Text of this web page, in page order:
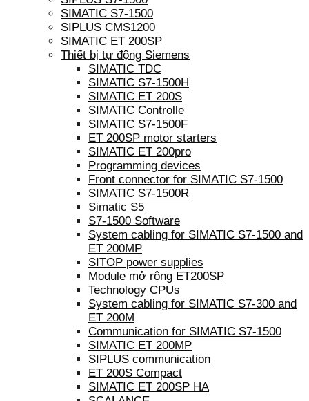
SIMATIC S7-1500
SIPLUS CMS1200
SIMATIC ET 200SP
Thiết bị tự động Siemens
SIMATIC TDC
SIMATIC S7-1500H
SIMATIC ET 200S
SIMATIC Controlle
SIMATIC S7-1500F
ET 200SP motor starters
SIMATIC ET 200pro
Programming devices
Front connector for SIMATIC S7-1500
SIMATIC S7-1500R
Simatic S5
S7-1500 Software
System cabling for SIMATIC S7-1500 and
ET 200MP
SITOP power supplies
Module mở rộng ET200SP
Technology CPUs
System cabling for SIMATIC S7-300 and
ET 200M
Communication for SIMATIC S7-1500
SIMATIC ET 200MP
SIPLUS communication
ET 200S Compact
SIMATIC ET 200SP HA